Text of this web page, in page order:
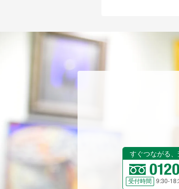
すぐつながる
受付時間 9:30-